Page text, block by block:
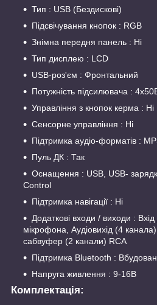
Тип : USB (Бездискові)
Підсвічування кнопок : RGB
Знімна передня панель : Ні
Тип дисплею : LCD
USB-роз'єм : Фронтальний
Потужність підсилювача :
Управління з кнопок керма : Ні
Cенсорне управління : Ні
Підтримка аудіо-форматів :
Пуль ДК : Так
Оснащення : USB, USB-
Control
Підтримка навігації : Ні
Додаткові входи / виходи :
мікрофона, Аудіовихід (4
сабвуфер (2 канали) RCA
Підтримка Bluetooth :
Напруга живлення : 9-16В
Комплектація: